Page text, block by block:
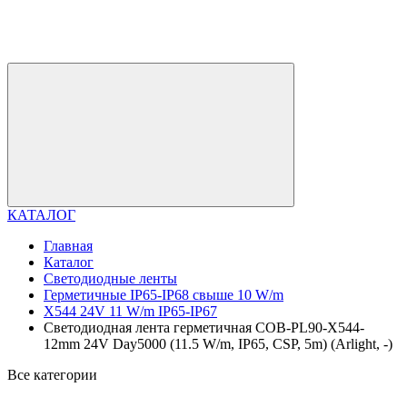
КАТАЛОГ
Главная
Каталог
Светодиодные ленты
Герметичные IP65-IP68 свыше 10 W/m
X544 24V 11 W/m IP65-IP67
Светодиодная лента герметичная COB-PL90-X544-
12mm 24V Day5000 (11.5 W/m, IP65, CSP, 5m) (Arlight, -)
Все категории